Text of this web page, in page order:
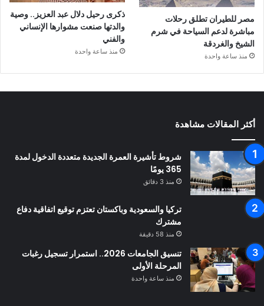
مصر للطيران تطلق رحلات
مباشرة لدعم السياحة في شرم
الشيخ والغردقة
منذ ساعة واحدة
ذكرى رحيل دلال عبد العزيز.. وصية
والدتها صنعت مشوارها الإنساني
والفني
منذ ساعة واحدة
أكثر المقالات مشاهدة
شروط تأشيرة العمرة الجديدة متعددة الدخول لمدة
365 يومًا
منذ 3 دقائق
تركيا والسعودية وباكستان تعتزم توقيع اتفاقية دفاع
مشترك
منذ 58 دقيقة
تنسيق الجامعات 2026.. استمرار تسجيل رغبات
المرحلة الأولى
منذ ساعة واحدة